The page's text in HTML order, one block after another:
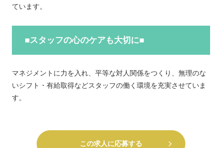
ています。
■スタッフの心のケアも大切に■
マネジメントに力を入れ、平等な対人関係をつくり、無理のな
いシフト・有給取得などスタッフの働く環境を充実させていま
す。
この求人に応募する